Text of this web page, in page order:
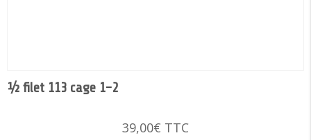
½ filet 113 cage 1-2
39,00€ TTC